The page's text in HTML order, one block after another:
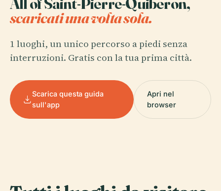
scaricati una volta sola.
1 luoghi, un unico percorso a piedi senza
interruzioni. Gratis con la tua prima città.
Scarica questa guida
sull'app
Apri nel
browser